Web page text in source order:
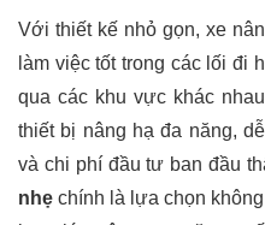
Với thiết kế nhỏ gọn, xe
làm việc tốt trong các lối đi
qua các khu vực khác
thiết bị nâng hạ đa năng,
và chi phí đầu tư ban đầu
nhẹ chính là lựa chọn